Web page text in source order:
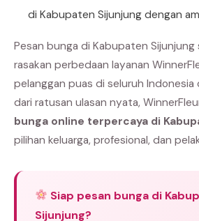
di Kabupaten Sijunjung dengan
Pesan bunga di Kabupaten Sijunjung
rasakan perbedaan layanan
pelanggan puas di seluruh
dari ratusan ulasan nyata,
bunga online terpercaya di
pilihan keluarga, profesional, dan
Siap pesan bunga di
Sijunjung?